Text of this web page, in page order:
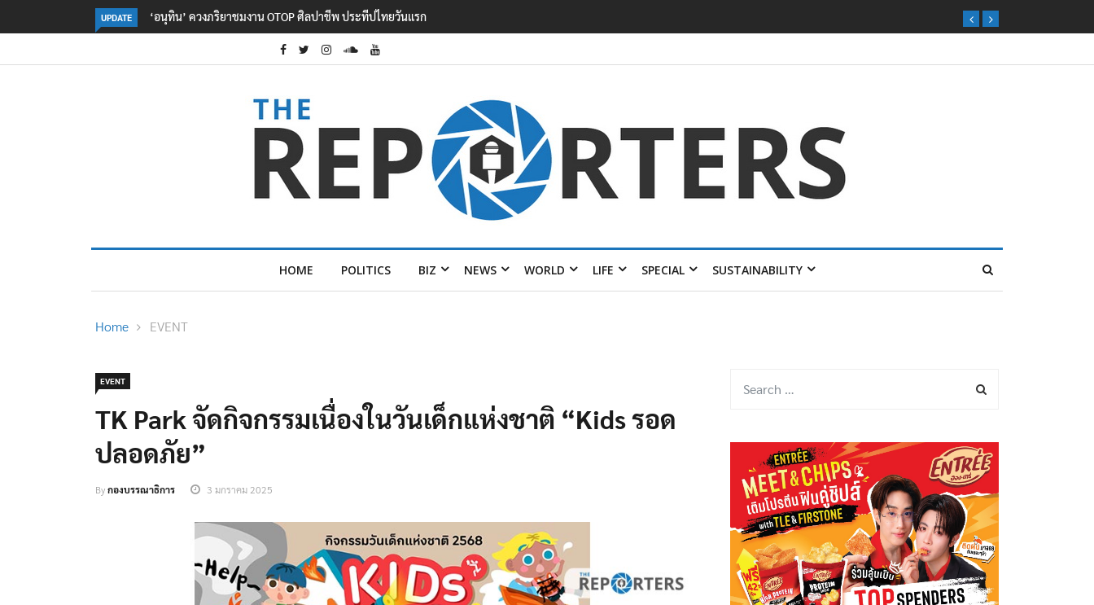
UPDATE ลอรีอัลโชว์ผลประกอบการครึ่งปีแรกโต 6.5% กวาดรายได้ 2.3 หมื่นล้านยูโร คว้าไลเซนส์ ‘กุชชี่’ 50 ปี พร้อมส่ง 4 แบรนด์ใหม่บุกตลาดไทย
HOME POLITICS BIZ NEWS WORLD LIFE SPECIAL SUSTAINABILITY
Home EVENT
EVENT
TK Park จัดกิจกรรมเนื่องในวันเด็กแห่งชาติ “Kids รอด
ปลอดภัย”
Byกองบรรณาธิการ 3 มกราคม 2025